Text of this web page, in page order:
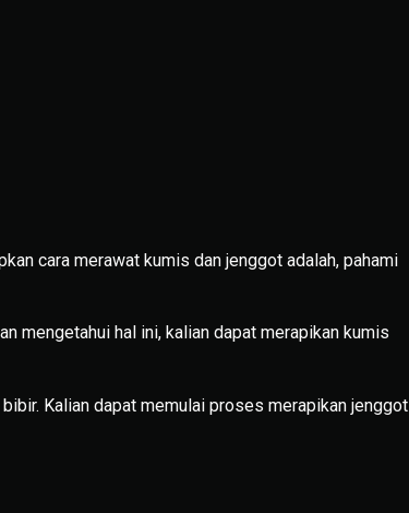
cara merawat kumis dan jenggot adalah, pahami
mengetahui hal ini, kalian dapat merapikan kumis
Kalian dapat memulai proses merapikan jenggot